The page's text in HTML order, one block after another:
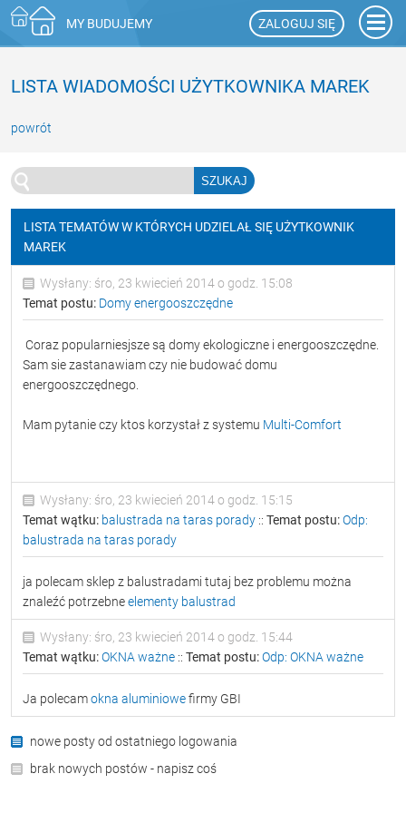
MY BUDUJEMY ZALOGUJ SIĘ
LISTA WIADOMOŚCI UŻYTKOWNIKA MAREK
powrót
LISTA TEMATÓW W KTÓRYCH UDZIELAŁ SIĘ UŻYTKOWNIK
MAREK
Wysłany: śro, 23 kwiecień 2014 o godz. 15:08
Temat postu: Domy energooszczędne
Coraz popularniesjsze są domy ekologiczne i energooszczędne.
Sam sie zastanawiam czy nie budować domu
energooszczędnego.
Mam pytanie czy ktos korzystał z systemu Multi-Comfort
Wysłany: śro, 23 kwiecień 2014 o godz. 15:15
Temat wątku: balustrada na taras porady :: Temat postu:Odp:
balustrada na taras porady
ja polecam sklep z balustradami tutaj bez problemu można
znaleźć potrzebneelementy balustrad
Wysłany: śro, 23 kwiecień 2014 o godz. 15:44
Temat wątku:OKNA ważne :: Temat postu:Odp: OKNA ważne
Ja polecamokna aluminiowefirmy GBI
nowe posty od ostatniego logowania
brak nowych postów - napisz coś